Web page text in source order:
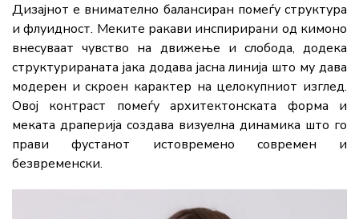
Дизајнот е внимателно балансиран помеѓу структура
и флуидност. Меките ракави инспирирани од кимоно
внесуваат чувство на движење и слобода, додека
структурираната јака додава јасна линија што му дава
модерен и скроен карактер на целокупниот изглед.
Овој контраст помеѓу архитектонската форма и
меката драперија создава визуелна динамика што го
прави фустанот истовремено современ и
безвременски.